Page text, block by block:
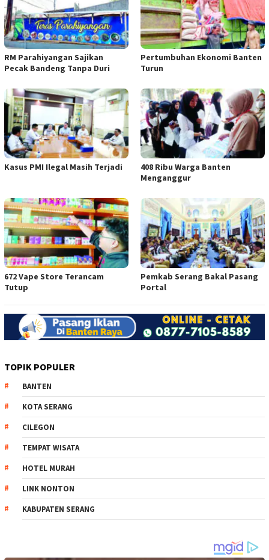
RM Parahiyangan Sajikan
Pecak Bandeng Tanpa Duri
Pertumbuhan Ekonomi Banten
Turun
Kasus PMI Ilegal Masih Terjadi
408 Ribu Warga Banten
Menganggur
672 Vape Store Terancam
Tutup
Pemkab Serang Bakal Pasang
Portal
TOPIK POPULER
BANTEN
KOTA SERANG
CILEGON
TEMPAT WISATA
HOTEL MURAH
LINK NONTON
KABUPATEN SERANG